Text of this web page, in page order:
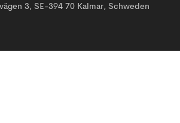
3, SE-394 70 Kalmar, Schweden